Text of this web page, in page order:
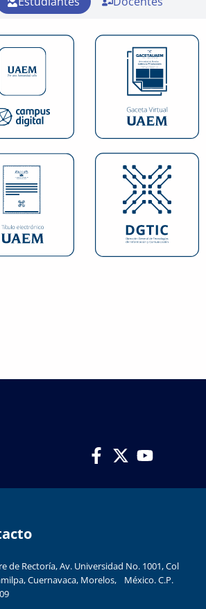
de Rectoría, Av. Universidad No. 1001, Col
Cuernavaca, Morelos, México. C.P.